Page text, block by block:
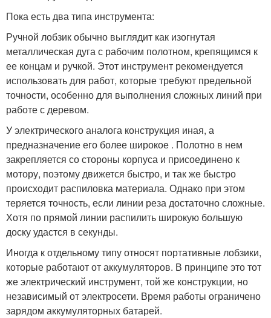
Пока есть два типа инструмента:
Ручной лобзик обычно выглядит как изогнутая
металлическая дуга с рабочим полотном, крепящимся к
ее концам и ручкой. Этот инструмент рекомендуется
использовать для работ, которые требуют предельной
точности, особенно для выполнения сложных линий при
работе с деревом.
У электрического аналога конструкция иная, а
предназначение его более широкое . Полотно в нем
закрепляется со стороны корпуса и присоединено к
мотору, поэтому движется быстро, и так же быстро
происходит распиловка материала. Однако при этом
теряется точность, если линии реза достаточно сложные.
Хотя по прямой линии распилить широкую большую
доску удастся в секунды.
Иногда к отдельному типу относят портативные лобзики,
которые работают от аккумуляторов. В принципе это тот
же электрический инструмент, той же конструкции, но
независимый от электросети. Время работы ограничено
зарядом аккумуляторных батарей.